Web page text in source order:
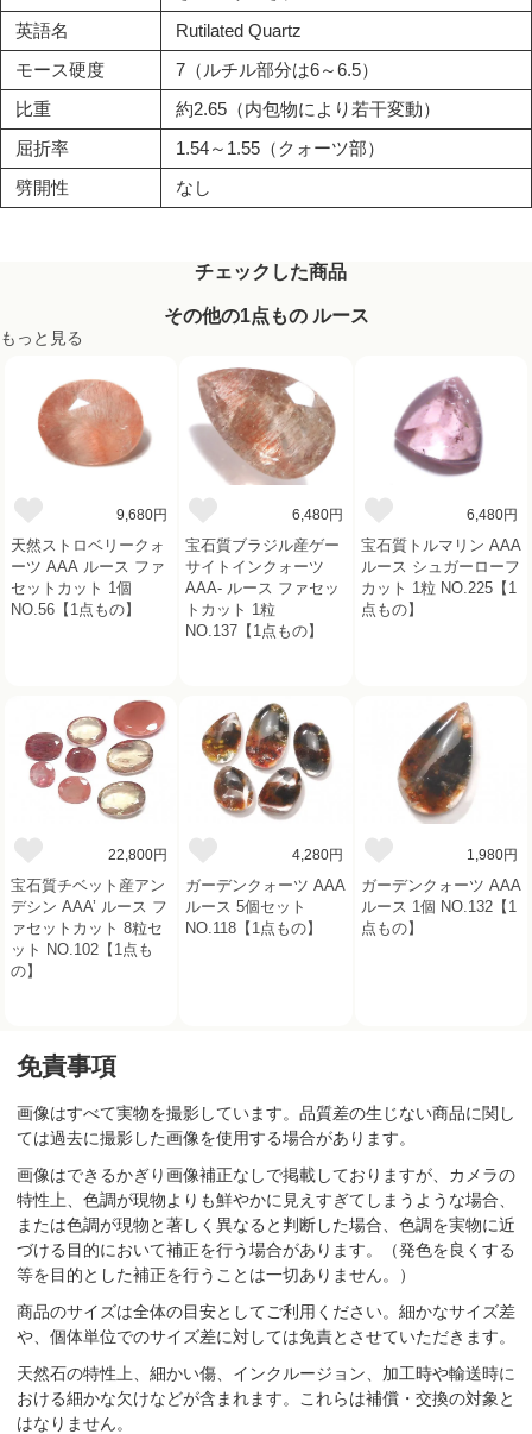
英語名
Rutilated Quartz
モース硬度
7（ルチル部分は6～6.5）
比重
約2.65（内包物により若干変動）
屈折率
1.54～1.55（クォーツ部）
劈開性
なし
チェックした商品
その他の1点もの ルース
もっと見る
9,680円
天然ストロベリークォ
ーツ AAA ルース ファ
セットカット 1個
NO.56【1点もの】
6,480円
宝石質ブラジル産ゲー
サイトインクォーツ
AAA- ルース ファセッ
トカット 1粒
NO.137【1点もの】
6,480円
宝石質トルマリン AAA
ルース シュガーローフ
カット 1粒 NO.225【1
点もの】
22,800円
宝石質チベット産アン
デシン AAA’ ルース フ
ァセットカット 8粒セ
ット NO.102【1点も
の】
4,280円
ガーデンクォーツ AAA
ルース 5個セット
NO.118【1点もの】
1,980円
ガーデンクォーツ AAA
ルース 1個 NO.132【1
点もの】
免責事項
画像はすべて実物を撮影しています。品質差の生じない商品に関し
ては過去に撮影した画像を使用する場合があります。
画像はできるかぎり画像補正なしで掲載しておりますが、カメラの
特性上、色調が現物よりも鮮やかに見えすぎてしまうような場合、
または色調が現物と著しく異なると判断した場合、色調を実物に近
づける目的において補正を行う場合があります。（発色を良くする
等を目的とした補正を行うことは一切ありません。）
商品のサイズは全体の目安としてご利用ください。細かなサイズ差
や、個体単位でのサイズ差に対しては免責とさせていただきます。
天然石の特性上、細かい傷、インクルージョン、加工時や輸送時に
おける細かな欠けなどが含まれます。これらは補償・交換の対象と
はなりません。